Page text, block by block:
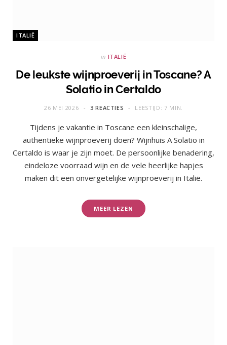
ITALIË
in ITALIË
De leukste wijnproeverij in Toscane? A
Solatio in Certaldo
26 MEI 2026 3 REACTIES LEESTIJD: 7 MIN.
Tijdens je vakantie in Toscane een kleinschalige,
authentieke wijnproeverij doen? Wijnhuis A Solatio in
Certaldo is waar je zijn moet. De persoonlijke benadering,
eindeloze voorraad wijn en de vele heerlijke hapjes
maken dit een onvergetelijke wijnproeverij in Italië.
MEER LEZEN